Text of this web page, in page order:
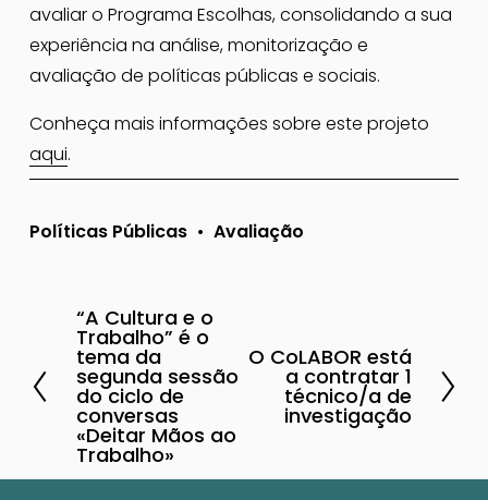
avaliar o Programa Escolhas, consolidando a sua
experiência na análise, monitorização e
avaliação de políticas públicas e sociais.
aqui.
Políticas Públicas Avaliação
A
n
t
e
r
i
“A Cultura e o
Trabalho” é o
tema da
segunda sessão
do ciclo de
conversas
«Deitar Mãos ao
Trabalho»
P
i
O CoLABOR está
a contratar 1
técnico/a de
investigação